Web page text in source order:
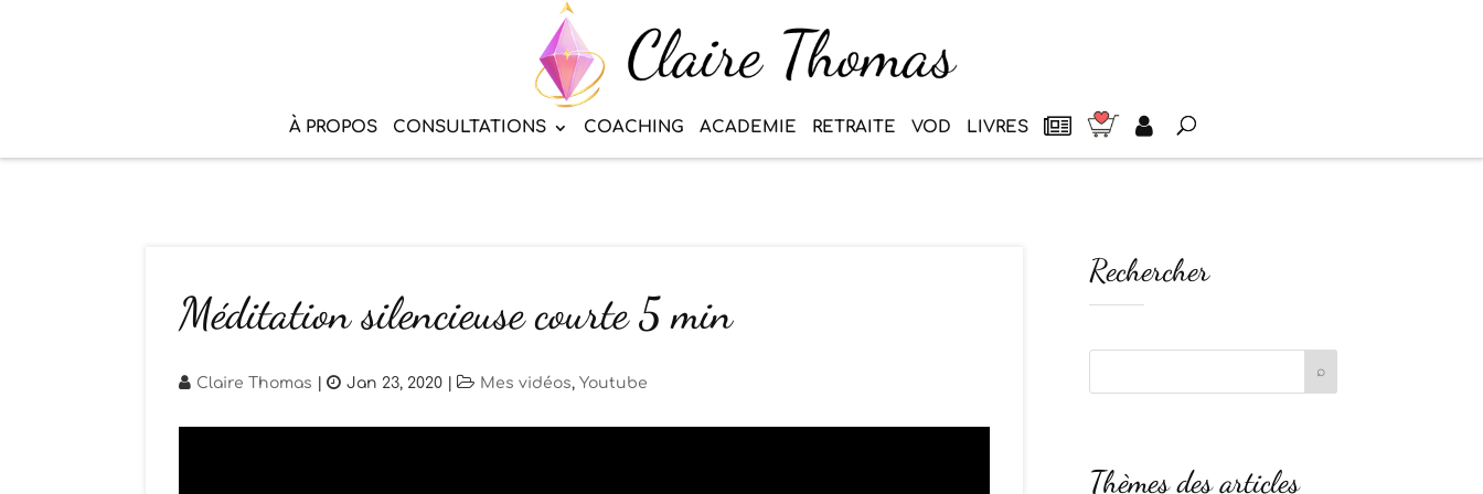
À PROPOS CONSULTATIONS COACHING ACADEMIE RETRAITE VOD LIVRES
Méditation silencieuse courte 5 min
Claire Thomas Jan 23, 2020 Mes vidéos, Youtube
Rechercher
Thèmes des articles